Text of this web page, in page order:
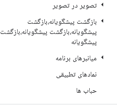
تصویر در تصویر
بازگشت پیشگویانه،بازگشت
پیشگویانه،بازگشت پیشگویانه،بازگشت
پیشگویانه
میانبرهای برنامه
نمادهای تطبیقی
حباب ها